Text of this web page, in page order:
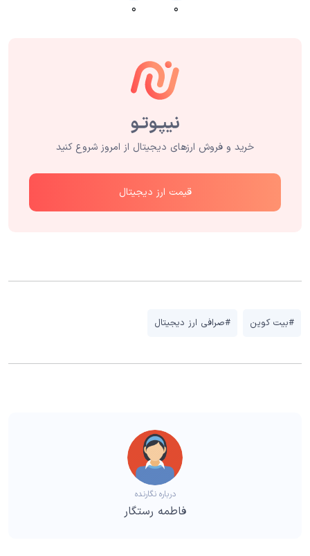
۰ ۰
خرید و فروش ارزهای دیجیتال از امروز شروع کنید
قیمت ارز دیجیتال
#بیت کوین #صرافی ارز دیجیتال
درباره نگارنده
فاطمه رستگار